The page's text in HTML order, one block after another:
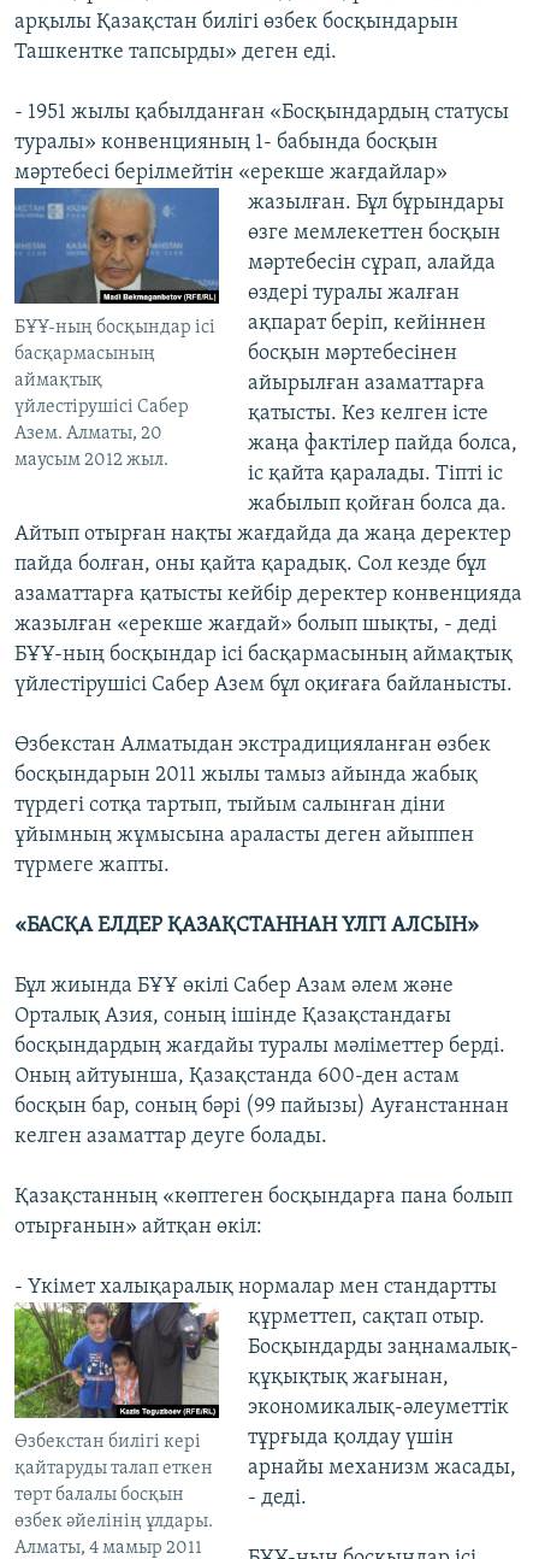
арқылы Қазақстан билігі өзбек босқындарын
Ташкентке тапсырды» деген еді.
- 1951 жылы қабылданған «Босқындардың статусы
туралы» конвенцияның 1- бабында босқын
мәртебесі берілмейтін «ерекше жағдайлар»
жазылған. Бұл
БҰҰ-ның босқындар ісі
басқармасының
аймақтық
үйлестірушісі Сабер
Азем. Алматы, 20
маусым 2012 жыл.
бұрындары
өзге мемлекеттен босқын
мәртебесін сұрап, алайда
өздері туралы жалған
ақпарат беріп, кейіннен
босқын мәртебесінен
айырылған азаматтарға
қатысты. Кез келген істе
жаңа фактілер пайда болса,
іс қайта қаралады. Тіпті іс
жабылып қойған болса да.
Айтып отырған нақты жағдайда да жаңа деректер
пайда болған, оны қайта қарадық. Сол кезде бұл
азаматтарға қатысты кейбір деректер конвенцияда
жазылған «ерекше жағдай» болып шықты, - деді
БҰҰ-ның босқындар ісі басқармасының аймақтық
үйлестірушісі Сабер Азем бұл оқиғаға байланысты.
Өзбекстан Алматыдан экстрадицияланған өзбек
босқындарын 2011 жылы тамыз айында жабық
түрдегі сотқа тартып, тыйым салынған діни
ұйымның жұмысына араласты деген айыппен
түрмеге жапты.
«БАСҚА ЕЛДЕР ҚАЗАҚСТАННАН ҮЛГІ АЛСЫН»
Бұл жиында БҰҰ өкілі Сабер Азам әлем және
Орталық Азия, соның ішінде Қазақстандағы
босқындардың жағдайы туралы мәліметтер берді.
Оның айтуынша, Қазақстанда 600-ден астам
босқын бар, соның бәрі (99 пайызы) Ауғанстаннан
келген азаматтар деуге болады.
Қазақстанның «көптеген босқындарға пана болып
отырғанын» айтқан өкіл:
- Үкімет халықаралық нормалар мен стандартты
құрметтеп, сақтап отыр.
Өзбекстан билігі кері
қайтаруды талап еткен
төрт балалы босқын
өзбек әйелінің ұлдары.
Алматы, 4 мамыр 2011
Босқындарды заңнамалық-
құқықтық жағынан,
экономикалық-әлеуметтік
тұрғыда қолдау үшін
арнайы механизм жасады,
- деді.